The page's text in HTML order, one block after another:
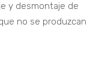
y desmontaje de
no se produzcan